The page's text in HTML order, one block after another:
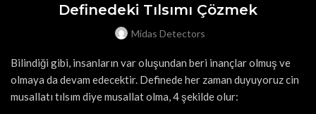
Definedeki Tılsımı Çözmek
Midas Detectors
Bilindiği gibi, insanların var oluşundan beri inançlar olmuş ve
olmaya da devam edecektir. Definede her zaman duyuyoruz cin
musallatı tılsım diye musallat olma, 4 şekilde olur: